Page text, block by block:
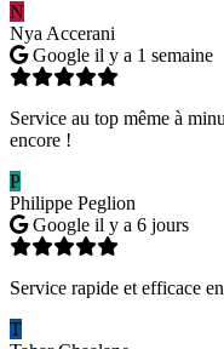
N
Nya Accerani
Google il y a 1 semaine
Service au top même à
encore !
P
Philippe Peglion
Google il y a 6 jours
Service rapide et efficace
T